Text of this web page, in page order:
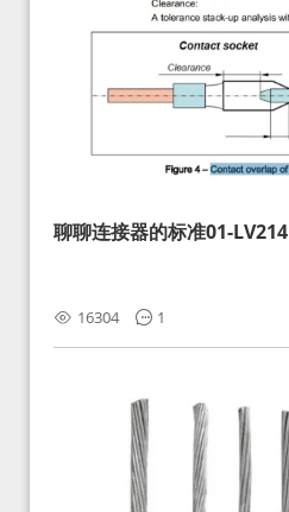
聊聊连接器的标准01-LV214
16304 1